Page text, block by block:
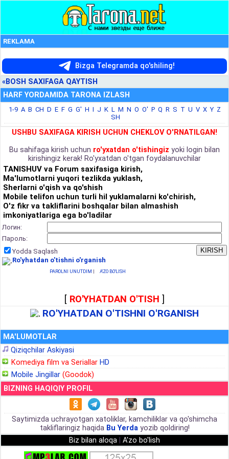
REKLAMA
Bizga Telegramda qo'shiling!
«BOSH SAXIFAGA QAYTISH
HARF YORDAMIDA TARONA IZLASH
1-9 A B CH D E F G G' H I J K L M N O O' P Q R S T U V X Y Z
SH
USHBU SAXIFAGA KIRISH UCHUN CHEKLOV O'RNATILGAN!
Bu sahifaga kirish uchun ro'yxatdan o'tishingiz yoki login bilan
kirishingiz kerak! Ro'yxatdan o'tgan foydalanuvchilar
TANISHUV va Forum saxifasiga kirish,
Ma'lumotlarni yuqori tezlikda yuklash,
Sherlarni o'qish va qo'shish
Mobile telifon uchun turli hil yuklamalarni ko'chirish,
O'z fikr va takliflarini boshqalar bilan almashish
imkoniyatlariga ega bo'ladilar
Логин:
Пароль:
Yodda Saqlash
Ro'yhatdan o'tishni o'rganish
PAROLNI UNUTDIM | A'ZO BO'LISH
[ RO'YHATDAN O'TISH ]
RO'YHATDAN O'TISHNI O'RGANISH
MA'LUMOTLAR
Qiziqchilar Askiyasi
Komediya film va Seriallar HD
Mobile Jingillar (Goodok)
BIZNING HAQIQIY PROFIL
Saytimizda uchrayotgan xatoliklar, kamchiliklar va qo'shimcha
takliflaringiz haqida Bu Yerdayozib qoldiring!
Biz bilan aloqa
A'zo bo'lish